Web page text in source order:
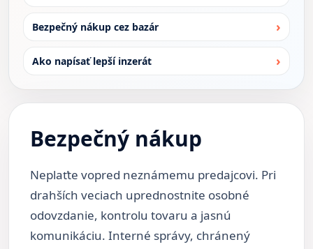
Bezpečný nákup cez bazár
Ako napísať lepší inzerát
Bezpečný nákup
Neplaťte vopred neznámemu predajcovi. Pri
drahších veciach uprednostnite osobné
odovzdanie, kontrolu tovaru a jasnú
komunikáciu. Interné správy, chránený